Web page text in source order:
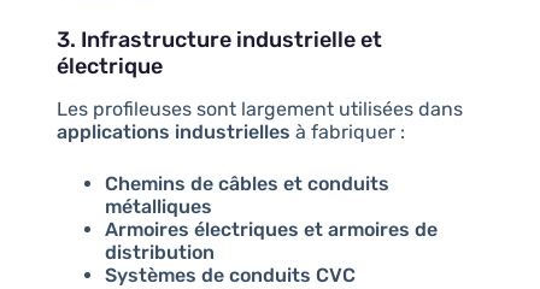
3. Infrastructure industrielle et
électrique
Les profileuses sont largement utilisées dans
applications industrielles à fabriquer :
Chemins de câbles et conduits
métalliques
Armoires électriques et armoires de
distribution
Systèmes de conduits CVC